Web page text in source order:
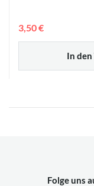
In
3,50 €
Folge uns